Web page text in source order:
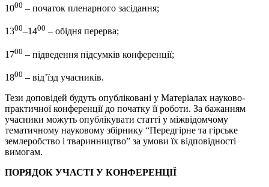
1000 – початок пленарного засідання;
1300–1400 – обідня перерва;
1700 – підведення підсумків конференції;
1800 – від’їзд учасників.
Тези доповідей будуть опубліковані у Матеріалах науково-
практичної конференції до початку її роботи. За бажанням
учасники можуть опублікувати статті у міжвідомчому
тематичному науковому збірнику “Передгірне та гірське
землеробство і тваринництво” за умови їх відповідності
вимогам.
ПОРЯДОК УЧАСТІ У КОНФЕРЕНЦІЇ